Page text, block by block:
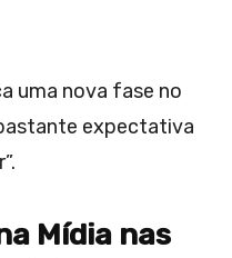
uma nova fase no
expectativa
Mídia nas